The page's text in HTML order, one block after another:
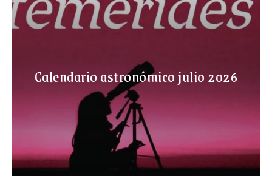
Calendario astronómico julio 2026